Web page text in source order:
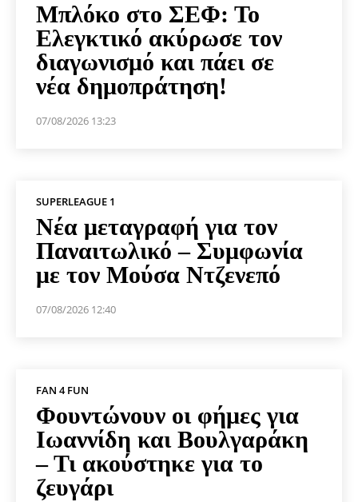
Μπλόκο στο ΣΕΦ: Το
Ελεγκτικό ακύρωσε τον
διαγωνισμό και πάει σε
νέα δημοπράτηση!
07/08/2026 13:23
SUPERLEAGUE 1
Νέα μεταγραφή για τον
Παναιτωλικό – Συμφωνία
με τον Μούσα Ντζενεπό
07/08/2026 12:40
FAN 4 FUN
Φουντώνουν οι φήμες για
Ιωαννίδη και Βουλγαράκη
– Τι ακούστηκε για το
ζευγάρι